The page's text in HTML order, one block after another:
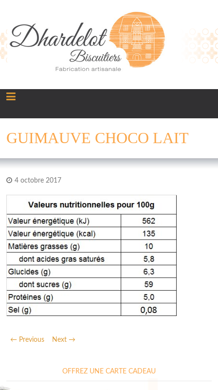
GUIMAUVE CHOCO LAIT
4 octobre 2017
← Previous Next →
OFFREZ UNE CARTE CADEAU